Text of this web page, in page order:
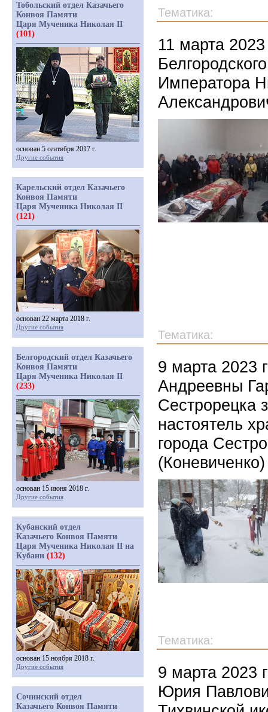
Тематика:
11 марта
Императора
Тематика:
9 марта 2023
Андреевны
Сестрорецка
настоятель
города
(Коневиченко)
Тематика:
9 марта 2023
Юрия
Тобольский отдел Казачьего
Конвоя Памяти
Царя Мученика Николая II
(101)
основан 5 сентября 2017 г.
Другие события
Карельский отдел Казачьего
Конвоя Памяти
Царя Мученика Николая II
(121)
основан 22 марта 2018 г.
Другие события
Белгородский отдел Казачьего
Конвоя Памяти
Царя Мученика Николая II
(233)
основан 15 июня 2018 г.
Другие события
Кубанский отдел
Казачьего Конвоя Памяти
Царя Мученика Николая II на
Кубани (132)
основан 15 ноября 2018 г.
Другие события
Сочинский отдел
Казачьего Конвоя Памяти